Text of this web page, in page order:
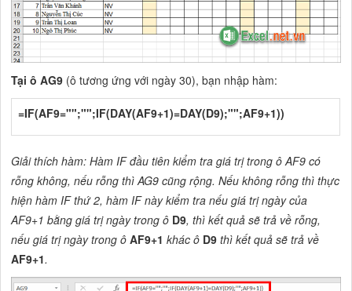
Tại ô AG9 (ô tương ứng với ngày 30), bạn nhập hàm:
=IF(AF9="";"";IF(DAY(AF9+1)=DAY(D9);"";AF9+1))
Giải thích hàm: Hàm IF đầu tiên kiểm tra giá trị trong ô AF9 có
rỗng không, nếu rỗng thì AG9 cũng rộng. Nếu không rỗng thì thực
hiện hàm IF thứ 2, hàm IF này kiểm tra nếu giá trị ngày của
AF9+1 bằng giá trị ngày trong ô D9, thì kết quả sẽ trả về rỗng,
nếu giá trị ngày trong ôAF9+1 khác ô D9 thì kết quả sẽ trả về
AF9+1.